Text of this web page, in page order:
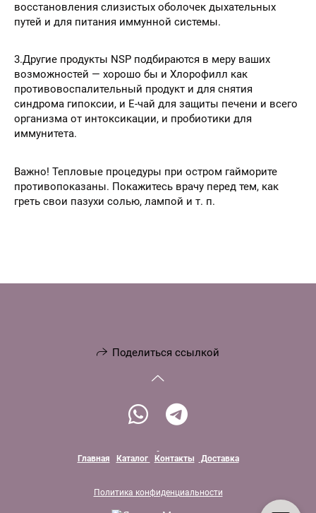
восстановления слизистых оболочек дыхательных
путей и для питания иммунной системы.
3.Другие продукты NSP подбираются в меру ваших
возможностей — хорошо бы и Хлорофилл как
противовоспалительный продукт и для снятия
синдрома гипоксии, и Е-чай для защиты печени и всего
организма от интоксикации, и пробиотики для
иммунитета.
Важно! Тепловые процедуры при остром гайморите
противопоказаны. Покажитесь врачу перед тем, как
греть свои пазухи солью, лампой и т. п.
Поделиться ссылкой
Главная Каталог Контакты Доставка
Политика конфиденциальности